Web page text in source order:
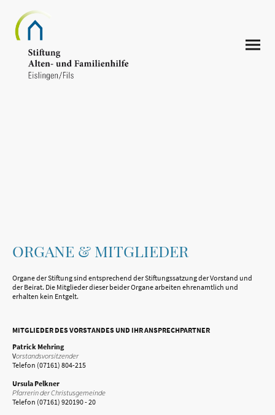
ORGANE & MITGLIEDER
Organe der Stiftung sind entsprechend der Stiftungssatzung der Vorstand und
der Beirat. Die Mitglieder dieser beider Organe arbeiten ehrenamtlich und
erhalten kein Entgelt.
MITGLIEDER DES VORSTANDES UND IHR ANSPRECHPARTNER
Patrick Mehring
Vorstandsvorsitzender
Telefon (07161) 804-215
Ursula Pelkner
Pfarrerin der Christusgemeinde
Telefon (07161) 920190 - 20